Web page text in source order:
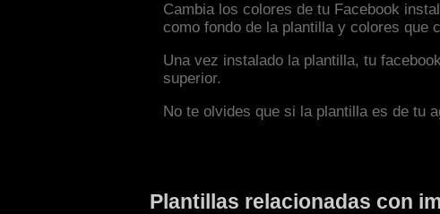
Cambia los colores de tu Facebook
como fondo de la plantilla y colores que
Una vez instalado la plantilla, tu
superior.
No te olvides que si la plantilla es de tu
Plantillas relacionadas con